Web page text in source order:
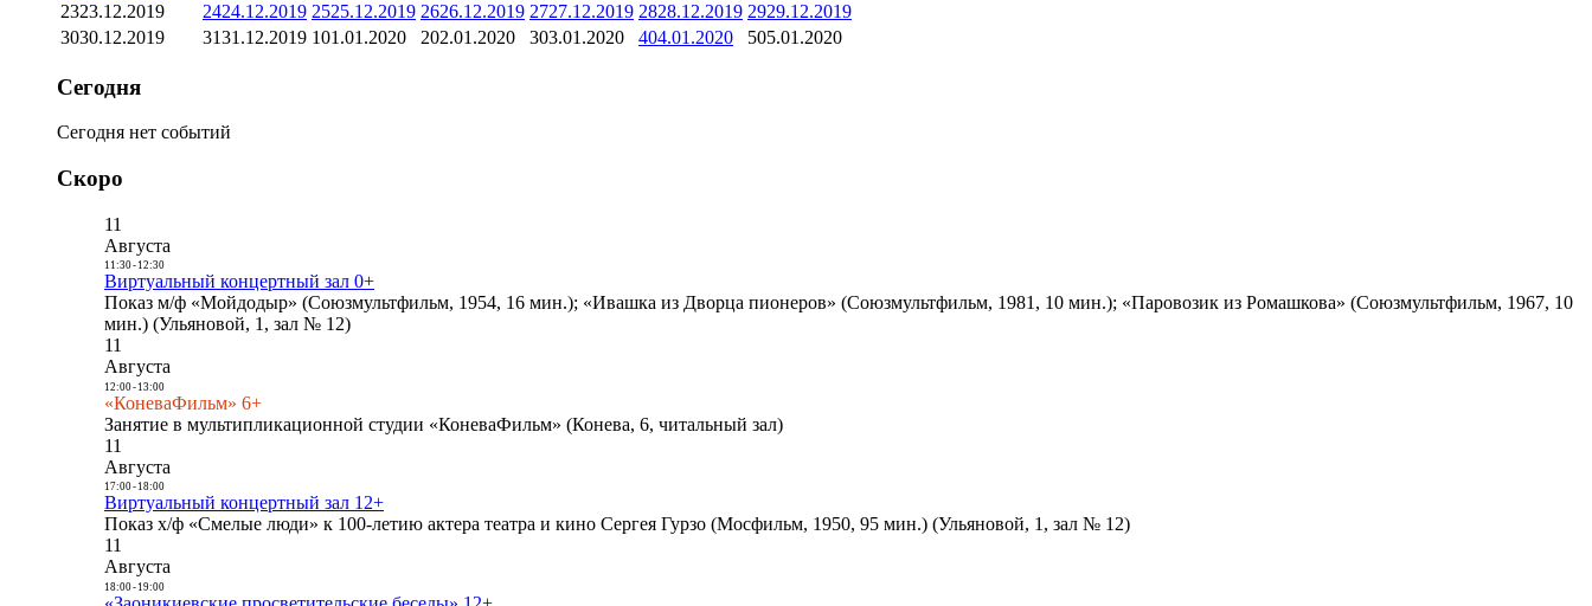
2323.12.2019 2424.12.2019 2525.12.2019 2626.12.2019 2727.12.2019 2828.12.2019 2929.12.2019
3030.12.2019 3131.12.2019 101.01.2020 202.01.2020 303.01.2020 404.01.2020 505.01.2020
Сегодня
Сегодня нет событий
Скоро
11
Августа
11:30- 12:30
Виртуальный концертный зал 0+
Показ м/ф «Мойдодыр» (Союзмультфильм, 1954, 16 мин.); «Ивашка из Дворца пионеров» (Союзмультфильм, 1981, 10 мин.); «Паровозик из Ромашкова» (Союзмультфильм, 1967, 10
мин.) (Ульяновой, 1, зал № 12)
11
Августа
12:00- 13:00
«КоневаФильм» 6+
Занятие в мультипликационной студии «КоневаФильм» (Конева, 6, читальный зал)
11
Августа
17:00- 18:00
Виртуальный концертный зал 12+
Показ х/ф «Смелые люди» к 100-летию актера театра и кино Сергея Гурзо (Мосфильм, 1950, 95 мин.) (Ульяновой, 1, зал № 12)
11
Августа
18:00- 19:00